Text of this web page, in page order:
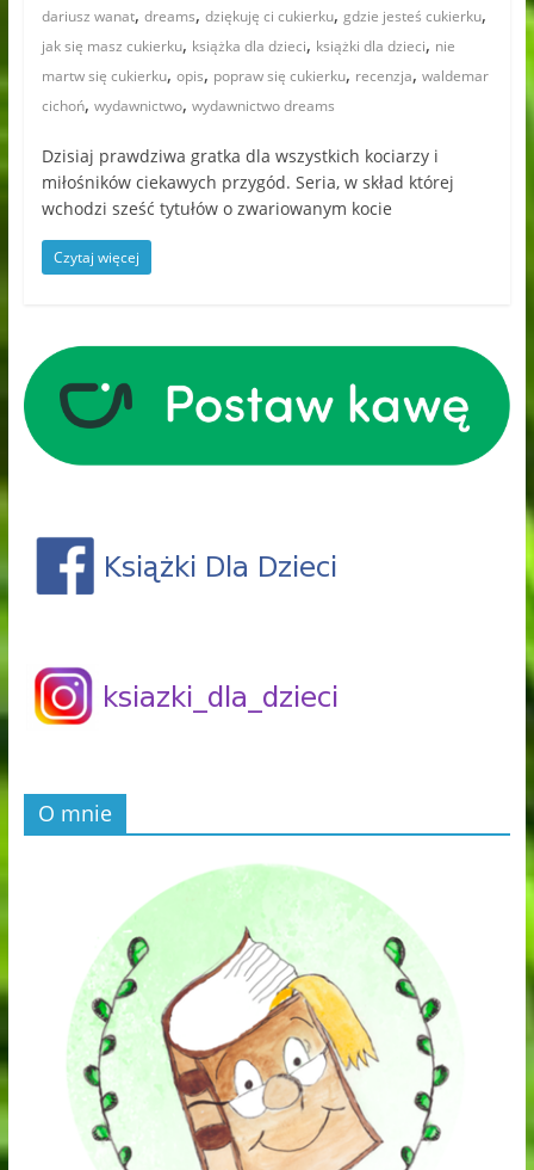
dariusz wanat, dreams, dziękuję ci cukierku, gdzie jesteś cukierku,
jak się masz cukierku, książka dla dzieci, książki dla dzieci, nie
martw się cukierku, opis, popraw się cukierku, recenzja, waldemar
cichoń, wydawnictwo, wydawnictwo dreams
Dzisiaj prawdziwa gratka dla wszystkich kociarzy i
miłośników ciekawych przygód. Seria, w skład której
wchodzi sześć tytułów o zwariowanym kocie
Czytaj więcej
O mnie